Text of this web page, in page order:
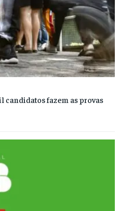
candidatos fazem as provas